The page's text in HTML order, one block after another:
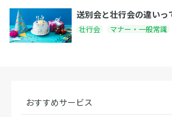
送別会と壮行会の違いっ
壮行会 マナー・一般常識
おすすめサービス